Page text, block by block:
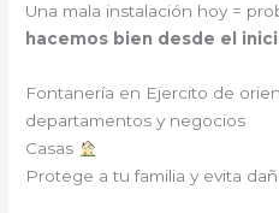
Una mala instalación hoy =
hacemos bien desde el
Fontanería en Ejercito de
departamentos y negocios
Casas
Protege a tu familia y evita